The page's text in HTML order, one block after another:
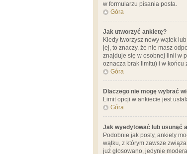
w formularzu pisania posta.
Góra
Jak utworzyć ankietę?
Kiedy tworzysz nowy wątek
jej, to znaczy, że nie masz
znajduje się w osobnej linii w
oznacza brak limitu) i w końcu
Góra
Dlaczego nie mogę wybrać
Limit opcji w ankiecie jest
Góra
Jak wyedytować lub usunąć
Podobnie jak posty, ankiety
wątku, z którym zawsze
już głosowano, jedynie